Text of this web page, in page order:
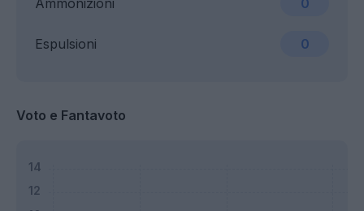
Ammonizioni 0
Espulsioni 0
Voto e Fantavoto